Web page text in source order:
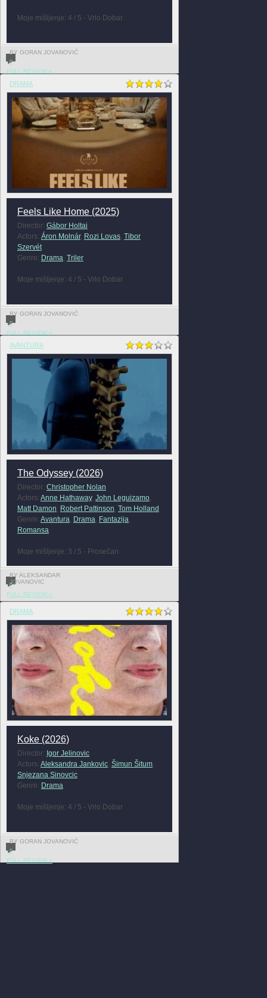
Moje mišljenje: 4 / 5 - Vrlo Dobar
BY GORAN JOVANOVIĆ
0
FULL REVIEW »
DRAMA
Feels Like Home (2025)
Director: Gábor Holtai
Actors: Áron Molnár, Rozi Lovas, Tibor
Szervét
Genre: Drama, Triler
Moje mišljenje: 4 / 5 - Vrlo Dobar
BY GORAN JOVANOVIĆ
0
FULL REVIEW »
AVANTURA
The Odyssey (2026)
Director: Christopher Nolan
Actors: Anne Hathaway, John Leguizamo,
Matt Damon, Robert Pattinson, Tom Holland
Genre: Avantura, Drama, Fantazija,
Romansa
Moje mišljenje: 3 / 5 - Prosečan
BY ALEKSANDAR
JOVANOVIC
0
FULL REVIEW »
DRAMA
Koke (2026)
Director: Igor Jelinovic
Actors: Aleksandra Jankovic, Šimun Šitum,
Snjezana Sinovcic
Genre: Drama
Moje mišljenje: 4 / 5 - Vrlo Dobar
BY GORAN JOVANOVIĆ
0
FULL REVIEW »